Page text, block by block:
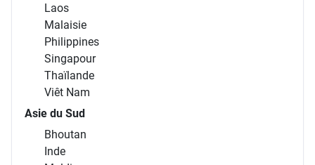
Laos
Malaisie
Philippines
Singapour
Thaïlande
Viêt Nam
Asie du Sud
Bhoutan
Inde